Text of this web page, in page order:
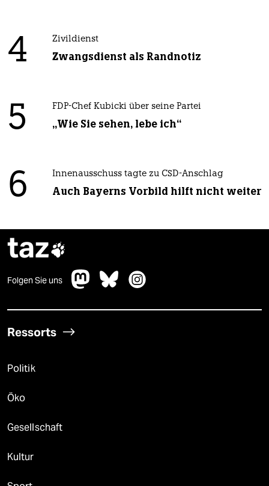
4 Zivildienst
Zwangsdienst als Randnotiz
5 FDP-Chef Kubicki über seine Partei
„Wie Sie sehen, lebe ich“
6 Innenausschuss tagte zu CSD-Anschlag
Auch Bayerns Vorbild hilft nicht weiter
taz
Folgen Sie uns
Ressorts
Politik
Öko
Gesellschaft
Kultur